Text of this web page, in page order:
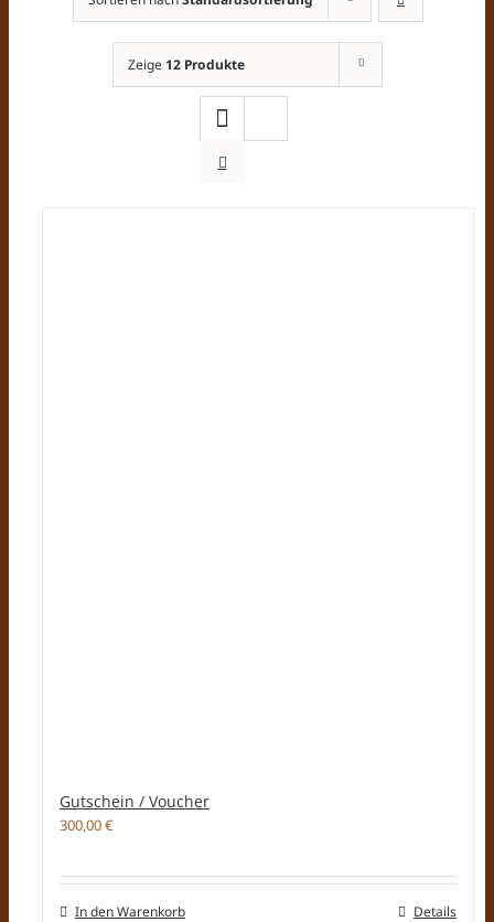
Zeige 12 Produkte
Gutschein / Voucher
300,00€
In den Warenkorb Details